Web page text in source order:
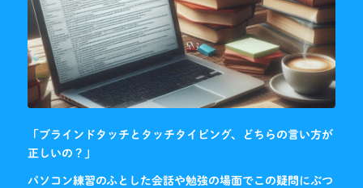
「ブラインドタッチとタッチタイピング、どちらの言い方が
正しいの？」
パソコン練習のふとした会話や勉強の場面でこの疑問にぶつ